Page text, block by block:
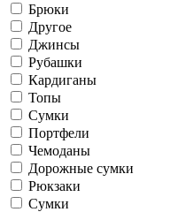
Брюки
Другое
Джинсы
Рубашки
Кардиганы
Топы
Сумки
Портфели
Чемоданы
Дорожные сумки
Рюкзаки
Сумки